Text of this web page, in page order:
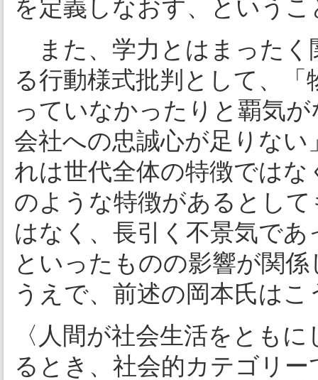
を定義しなおす、という
また、学力とはまったく
る行動様式批判として、
っていなかったりと覇気
会社への忠誠心が足りな
れは世代全体の特徴では
のような特徴があるとし
はなく、長引く不景気で
といったものの影響が関
うえで、前述の岡本氏はこ
〈人間が社会生活をとも
るとき、社会的カテゴリ